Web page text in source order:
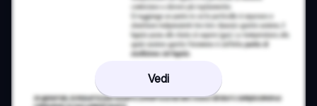
Vedi